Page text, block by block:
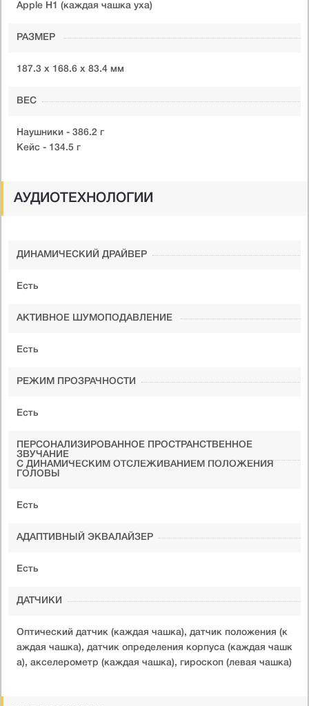
Apple H1 (каждая чашка уха)
РАЗМЕР
187.3 x 168.6 x 83.4 мм
ВЕС
Наушники - 386.2 г
Кейс - 134.5 г
АУДИОТЕХНОЛОГИИ
ДИНАМИЧЕСКИЙ ДРАЙВЕР
Есть
АКТИВНОЕ ШУМОПОДАВЛЕНИЕ
Есть
РЕЖИМ ПРОЗРАЧНОСТИ
Есть
ПЕРСОНАЛИЗИРОВАННОЕ ПРОСТРАНСТВЕННОЕ
ЗВУЧАНИЕ
С ДИНАМИЧЕСКИМ ОТСЛЕЖИВАНИЕМ ПОЛОЖЕНИЯ
ГОЛОВЫ
Есть
АДАПТИВНЫЙ ЭКВАЛАЙЗЕР
Есть
ДАТЧИКИ
Оптический датчик (каждая чашка), датчик положения (к
аждая чашка), датчик определения корпуса (каждая чашк
а), акселерометр (каждая чашка), гироскоп (левая чашка)